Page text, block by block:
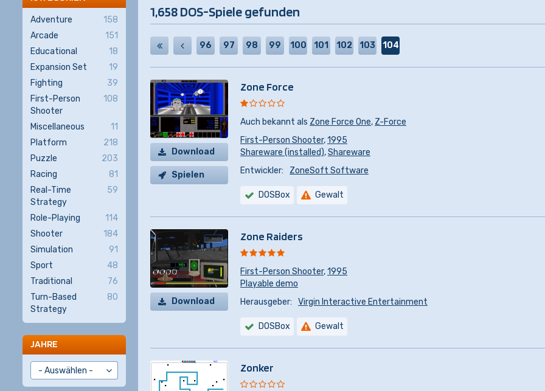
1,658 DOS-Spiele gefunden
96 97 98 99 100 101 102 103 104
Download
Spielen
Zone Force
Auch bekannt als Zone Force One, Z-Force
First-Person Shooter,1995
Shareware (installed),Shareware
Entwickler:
ZoneSoft Software
DOSBox Gewalt
Download
Zone Raiders
First-Person Shooter,1995
Playable demo
Herausgeber:
Virgin Interactive Entertainment
DOSBox Gewalt
Zonker
Adventure
158
Arcade
151
Educational
18
Expansion Set
19
Fighting
39
First-Person
Shooter
108
Miscellaneous
11
Platform
218
Puzzle
203
Racing
81
Real-Time
Strategy
59
Role-Playing
114
Shooter
184
Simulation
91
Sport
48
Traditional
76
Turn-Based
Strategy
80
JAHRE